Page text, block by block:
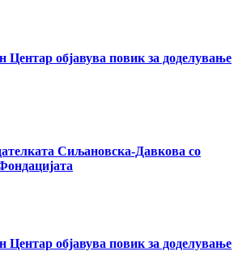
Центар објавува повик за доделување
Сиљановска-Давкова со
Центар објавува повик за доделување